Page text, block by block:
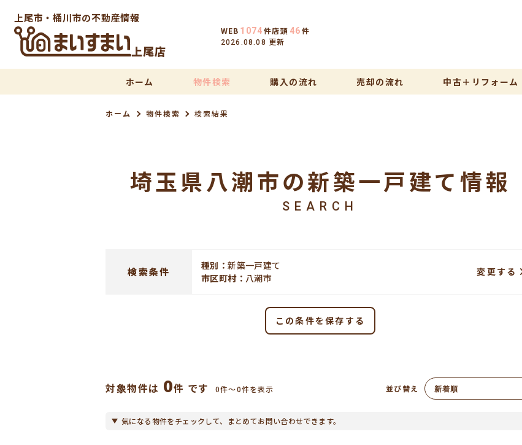
上尾市・桶川市の不動産情報
WEB 1074件店頭 46件
2026.08.08 更新
上尾店
ホーム 物件検索 購入の流れ 売却の流れ 中古＋リフォーム
ホーム 物件検索 検索結果
埼玉県八潮市の新築一戸建て情報
SEARCH
検索条件
種別：新築一戸建て
市区町村： 八潮市
変更する
この条件を保存する
対象物件は 0件 です 0件〜0件を表示 並び替え
気になる物件をチェックして、まとめてお問い合わせできます。